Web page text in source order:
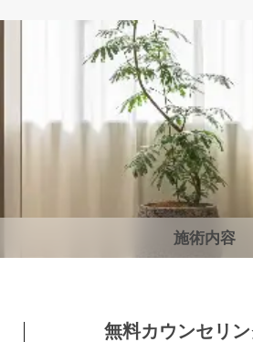
施術内容
無料カウンセリ